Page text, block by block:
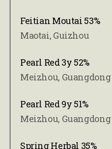
Feitian Moutai 53%
Maotai, Guizhou
Pearl Red 3y 52%
Meizhou, Guangdong
Pearl Red 9y 51%
Meizhou, Guangdong
Spring Herbal 35%